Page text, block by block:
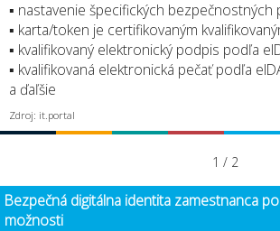
▪ nastavenie špecifických bezpečnostných
▪ karta/token je certifikovaným
▪ kvalifikovaný elektronický podpis podľa
▪ kvalifikovaná elektronická pečať podľa
a ďaľšie
Zdroj: it.portal
1 / 2
Bezpečná digitálna identita zamestnanca
možnosti